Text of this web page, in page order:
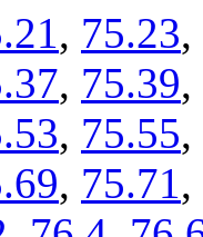
, 75.23,
, 75.39,
, 75.55,
, 75.71,